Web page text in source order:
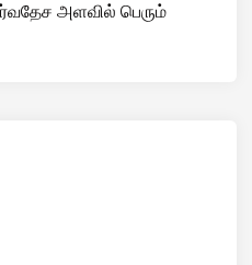
அளவில் பெரும்